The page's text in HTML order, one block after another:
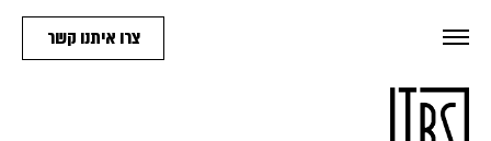
צרו איתנו קשר